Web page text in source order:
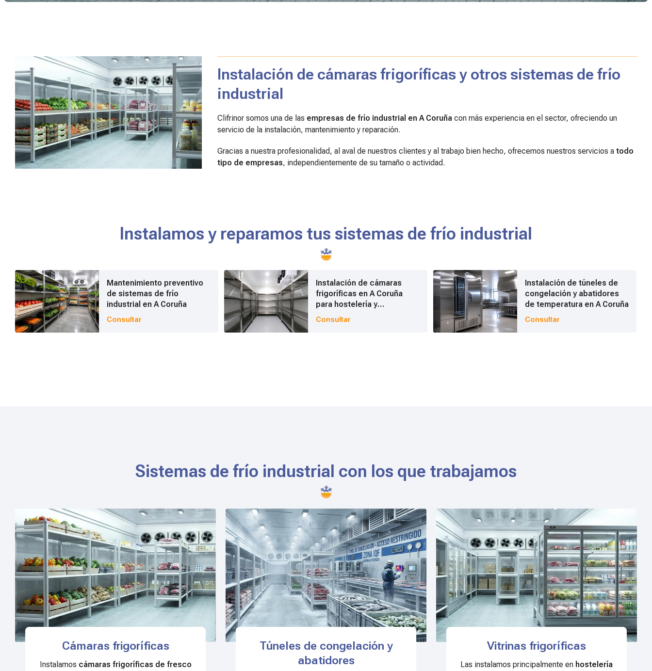
Instalación de cámaras frigoríficas y otros sistemas de frío
industrial
Clifrinor somos una de las empresas de frío industrial en A Coruñacon más experiencia en el sector, ofreciendo un
servicio de la instalación, mantenimiento y reparación.
Gracias a nuestra profesionalidad, al aval de nuestros clientes y al trabajo bien hecho, ofrecemos nuestros servicios a todo
tipo de empresas, independientemente de su tamaño o actividad.
Instalamos y reparamos tus sistemas de frío industrial
Mantenimiento preventivo
de sistemas de frío
industrial en A Coruña
Consultar
Instalación de cámaras
frigoríficas en A Coruña
para hostelería y
alimentación
Consultar
Instalación de túneles de
congelación y abatidores
de temperatura en A Coruña
Consultar
Sistemas de frío industrial con los que trabajamos
Cámaras frigoríficas
Instalamos cámaras frigoríficas de fresco
Túneles de congelación y
abatidores
Vitrinas frigoríficas
Las instalamos principalmente en hostelería